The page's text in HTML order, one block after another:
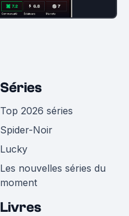
Séries
Top 2026 séries
Spider-Noir
Lucky
Les nouvelles séries du
moment
Livres